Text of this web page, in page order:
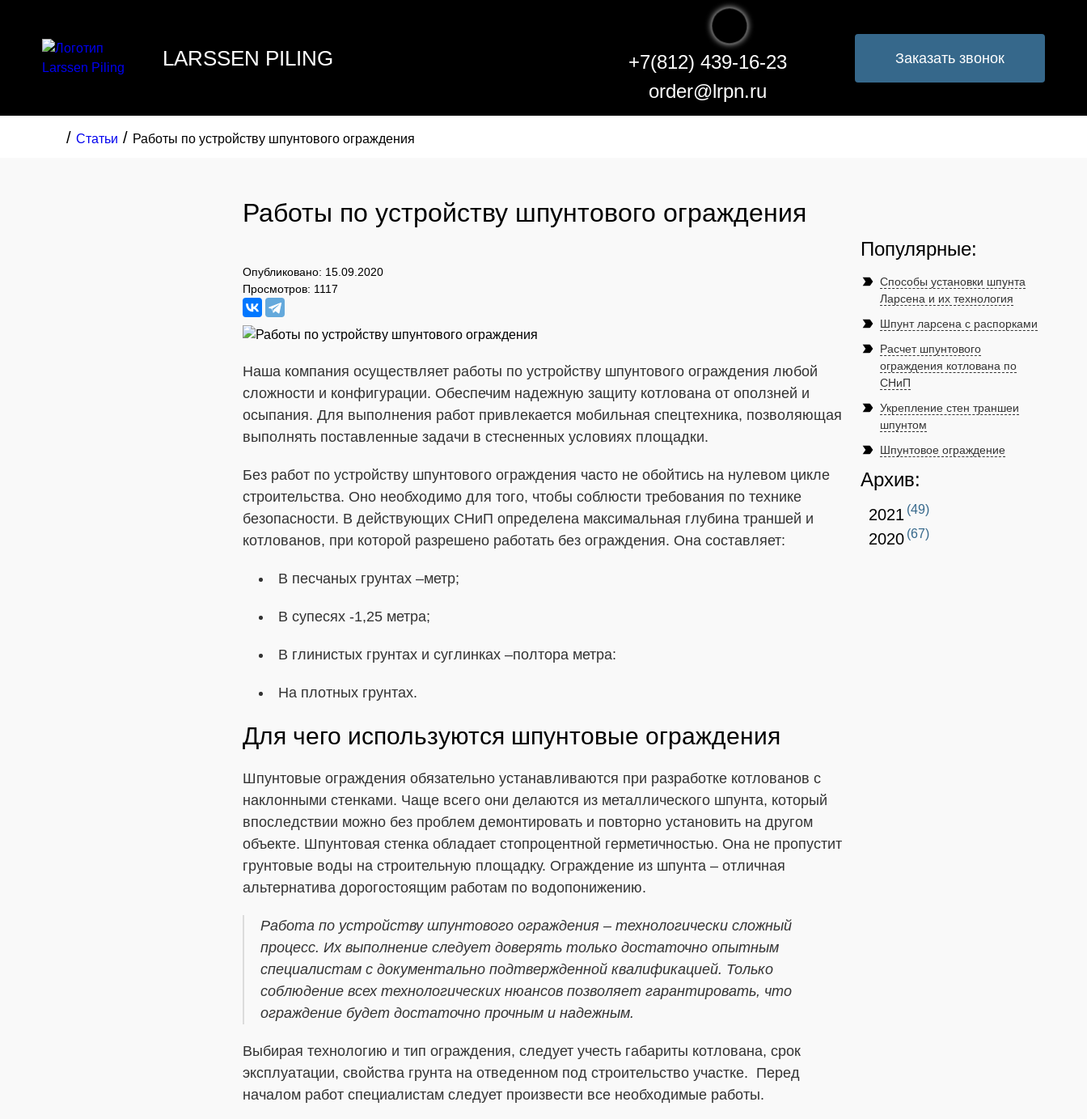
LARSSEN PILING
+7(812) 439-16-23
order@lrpn.ru
Заказать звонок
/ Статьи / Работы по устройству шпунтового ограждения
Работы по устройству шпунтового ограждения
Опубликовано: 15.09.2020
Просмотров: 1117
Наша компания осуществляет работы по устройству шпунтового ограждения любой
сложности и конфигурации. Обеспечим надежную защиту котлована от оползней и
осыпания. Для выполнения работ привлекается мобильная спецтехника, позволяющая
выполнять поставленные задачи в стесненных условиях площадки.
Без работ по устройству шпунтового ограждения часто не обойтись на нулевом цикле
строительства. Оно необходимо для того, чтобы соблюсти требования по технике
безопасности. В действующих СНиП определена максимальная глубина траншей и
котлованов, при которой разрешено работать без ограждения. Она составляет:
В песчаных грунтах –метр;
В супесях -1,25 метра;
В глинистых грунтах и суглинках –полтора метра:
На плотных грунтах.
Для чего используются шпунтовые ограждения
Шпунтовые ограждения обязательно устанавливаются при разработке котлованов с
наклонными стенками. Чаще всего они делаются из металлического шпунта, который
впоследствии можно без проблем демонтировать и повторно установить на другом
объекте. Шпунтовая стенка обладает стопроцентной герметичностью. Она не пропустит
грунтовые воды на строительную площадку. Ограждение из шпунта – отличная
альтернатива дорогостоящим работам по водопонижению.
Работа по устройству шпунтового ограждения – технологически сложный
процесс. Их выполнение следует доверять только достаточно опытным
специалистам с документально подтвержденной квалификацией. Только
соблюдение всех технологических нюансов позволяет гарантировать, что
ограждение будет достаточно прочным и надежным.
Выбирая технологию и тип ограждения, следует учесть габариты котлована, срок
эксплуатации, свойства грунта на отведенном под строительство участке. Перед
началом работ специалистам следует произвести все необходимые работы.
Популярные:
label_important Способы установки шпунта
Ларсена и их технология
label_important Шпунт ларсена с распорками
label_important
Расчет шпунтового
ограждения котлована по
СНиП
label_important Укрепление стен траншеи
шпунтом
label_important Шпунтовое ограждение
Архив:
2021(49)
2020(67)